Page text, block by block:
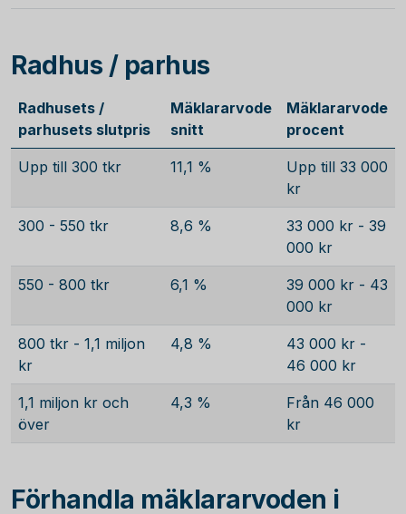
Radhus / parhus
Radhusets /
parhusets slutpris
Mäklararvode
snitt
Mäklararvode
procent
Upp till 300 tkr 11,1 %
Upp till 33 000
kr
300 - 550 tkr 8,6 %
33 000 kr - 39
000 kr
550 - 800 tkr 6,1 %
39 000 kr - 43
000 kr
800 tkr - 1,1 miljon
kr
4,8 %
43 000 kr -
46 000 kr
1,1 miljon kr och
över
4,3 %
Från 46 000
kr
Förhandla mäklararvoden i